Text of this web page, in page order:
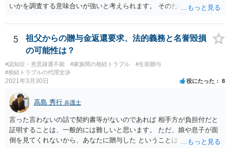
いかを調査する意味合いが強いと考えられます。 そのため、ご相談の
す。 ２） 場合によっては、介護や被後見人の財産の処分等に関して、
後見人から相談があることも考えられます。 また、お祖母さんがお亡
くなりになった場合、相続人となる可能性がありますが、 その場合は
相続放棄されれば問題ありません。 ３） 完全に拒否する方法はないか
もしれませんが、 関わりを持ちたくないとのことでしたら、親族の意
見書にその旨を記載して提出しておけば良いかも知れません。 後見人
は低いと考えられます。 以上、ご参考になさってください。
5
祖父からの贈与金返還要求、法的義務と名誉毀損
の可能性は？
#認知症・意思疎通不能 #家族間の相続トラブル
#生前贈与
#相続トラブルの代理交渉
2021年3月30日 役にたった 8
高島 秀行 弁護士
言った言わないの話で契約書等がないのであれば 相手方が負担付だと
証明することは、一般的には難しいと思います。 ただ、娘や息子が面
倒を見てくれないから、あなたに贈与した ということは あなたは面倒